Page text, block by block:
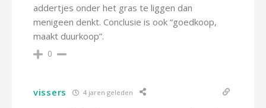
addertjes onder het gras te liggen dan
menigeen denkt. Conclusie is ook “goedkoop,
maakt duurkoop”.
0
vissers 4 jaren geleden